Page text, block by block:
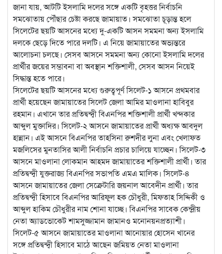
জানা যায়, আটটি ইসলামি দলের সঙ্গে একটি বৃহত্তর নির্বাচনি
সমঝোতায় পৌঁছার চেষ্টা করছে জামায়াত। সমঝোতা চূড়ান্ত হলে
সিলেটের ছয়টি আসনের মধ্যে দু-একটি আসন সমমনা অন্য ইসলামি
দলকে ছেড়ে দিতে পারে দলটি। এ নিয়ে জামায়াতের অভ্যন্তরে
আলোচনা চলছে। সেসব আসনে সমমনা অন্য কোনো ইসলামি দলের
প্রার্থীর জয়ের সম্ভাবনা বা অবস্থান শক্তিশালী, সেসব আসন নিয়েই
সিদ্ধান্ত হতে পারে।
সিলেটের ছয়টি আসনের মধ্যে গুরুত্বপূর্ণ সিলেট-১ আসনে প্রথমবার
প্রার্থী হয়েছেন জামায়াতের সিলেট জেলা আমির মাওলানা হাবিবুর
রহমান। এখানে তার প্রতিদ্বন্দ্বী বিএনপির শক্তিশালী প্রার্থী খন্দকার
আব্দুল মুক্তাদির। সিলেট-২ আসনে জামায়াতের প্রার্থী অধ্যক্ষ আবদুল
হান্নান। এই আসনে বিএনপির তাহসিনা রুশদীর লুনা এবং খেলাফত
মজলিসের মুনতাসির আলী নির্বাচনি প্রচার চালিয়ে যাচ্ছেন। সিলেট-৩
আসনে মাওলানা লোকমান আহমদ জামায়াতের শক্তিশালী প্রার্থী। তার
প্রতিদ্বন্দ্বী যুক্তরাজ্য বিএনপির সভাপতি এমএ মালিক। সিলেট-৪
আসনে জামায়াতের জেলা সেক্রেটারি জয়নাল আবেদীন প্রার্থী। তার
প্রতিদ্বন্দ্বী হিসাবে বিএনপির আরিফুল হক চৌধুরী, মিফতাহ সিদ্দিকী ও
আব্দুল হাকিম চৌধুরীর নাম শোনা যাচ্ছে। বিএনপির সাবেক কেন্দ্রীয়
নেতা অ্যাডভোকেট শামসুজ্জামান জামানও মনোনয়নপ্রত্যাশী।
সিলেট-৫ আসনে জামায়াতের মাওলানা আনোয়ার হোসেন খানের
সঙ্গে প্রতিদ্বন্দ্বী হিসাবে মাঠে আছেন জমিয়ত নেতা মাওলানা